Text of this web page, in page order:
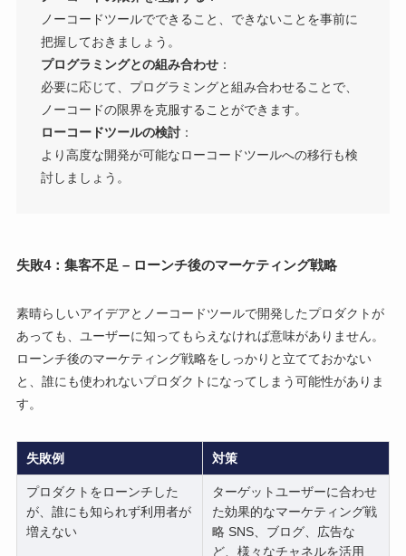
ノーコードツールでできること、できないことを事前に
把握しておきましょう。
プログラミングとの組み合わせ：
必要に応じて、プログラミングと組み合わせることで、
ノーコードの限界を克服することができます。
ローコードツールの検討：
より高度な開発が可能なローコードツールへの移行も検
討しましょう。
失敗4：集客不足 – ローンチ後のマーケティング戦略
素晴らしいアイデアとノーコードツールで開発したプロダクトが
あっても、ユーザーに知ってもらえなければ意味がありません。
ローンチ後のマーケティング戦略をしっかりと立てておかない
と、誰にも使われないプロダクトになってしまう可能性がありま
す。
失敗例 対策
プロダクトをローンチした
が、誰にも知られず利用者が
増えない
ターゲットユーザーに合わせ
た効果的なマーケティング戦
略 SNS、ブログ、広告な
ど、様々なチャネルを活用